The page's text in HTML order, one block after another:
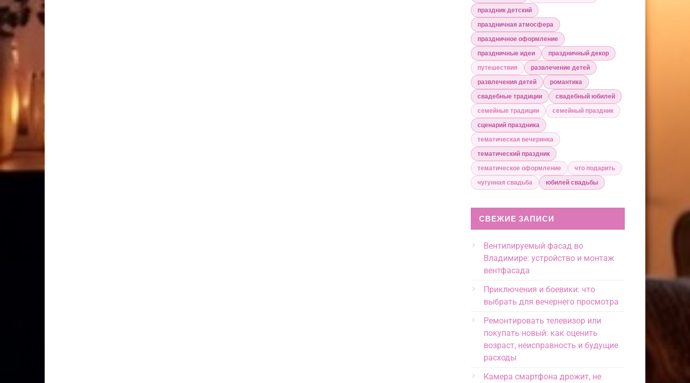
праздник детский
праздничная атмосфера
праздничное оформление
праздничные идеи
праздничный декор
путешествия
развлечение детей
развлечения детей
романтика
свадебные традиции
свадебный юбилей
семейные традиции
семейный праздник
сценарий праздника
тематическая вечеринка
тематический праздник
тематическое оформление
что подарить
чугунная свадьба
юбилей свадьбы
СВЕЖИЕ ЗАПИСИ
Вентилируемый фасад во
Владимире: устройство и монтаж
вентфасада
Приключения и боевики: что
выбрать для вечернего просмотра
Ремонтировать телевизор или
покупать новый: как оценить
возраст, неисправность и будущие
расходы
Камера смартфона дрожит, не